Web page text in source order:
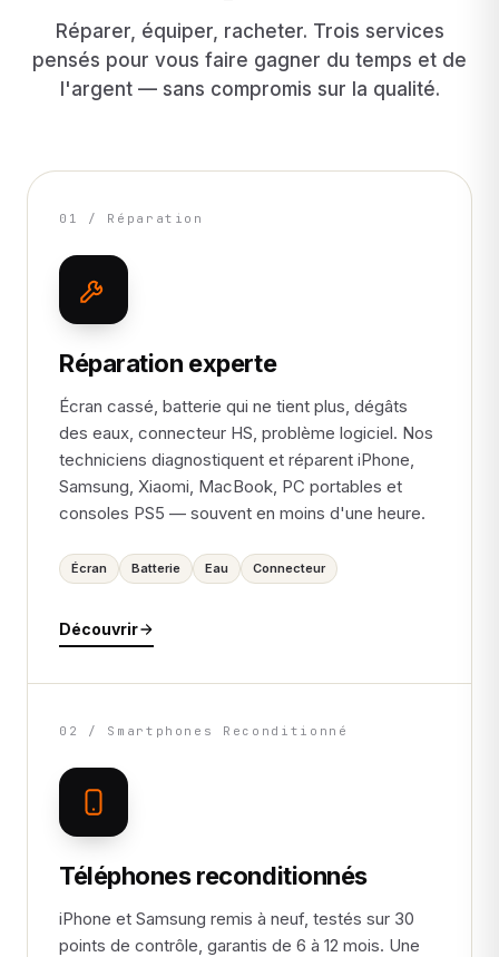
Réparer, équiper, racheter. Trois services
pensés pour vous faire gagner du temps et de
l'argent — sans compromis sur la qualité.
01 / Réparation
Réparation experte
Écran cassé, batterie qui ne tient plus, dégâts
des eaux, connecteur HS, problème logiciel. Nos
techniciens diagnostiquent et réparent iPhone,
Samsung, Xiaomi, MacBook, PC portables et
consoles PS5 — souvent en moins d'une heure.
Écran Batterie Eau Connecteur
Découvrir
02 / Smartphones Reconditionné
Téléphones reconditionnés
iPhone et Samsung remis à neuf, testés sur 30
points de contrôle, garantis de 6 à 12 mois. Une